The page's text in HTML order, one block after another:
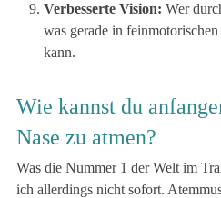
Verbesserte Vision: Wer
was gerade in
kann.
Wie kannst du
Nase zu atmen?
Was die Nummer 1 der Welt im
ich allerdings nicht sofort.